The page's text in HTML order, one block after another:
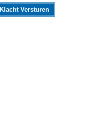
Klacht Versturen